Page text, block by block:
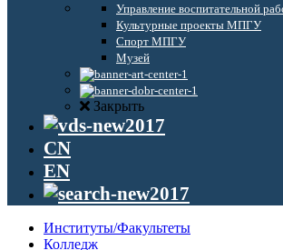
Управление воспитательной
Культурные проекты МПГУ
Спорт МПГУ
Музей
Закрыть
CN
EN
Институты/Факультеты
Колледж